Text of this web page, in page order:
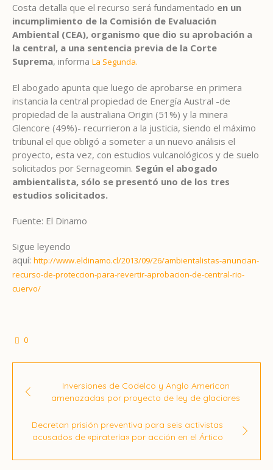
Costa detalla que el recurso será fundamentado en un
incumplimiento de la Comisión de Evaluación
Ambiental (CEA), organismo que dio su aprobación a
la central, a una sentencia previa de la Corte
Suprema, informa La Segunda.
El abogado apunta que luego de aprobarse en primera
instancia la central propiedad de Energía Austral -de
propiedad de la australiana Origin (51%) y la minera
Glencore (49%)- recurrieron a la justicia, siendo el máximo
tribunal el que obligó a someter a un nuevo análisis el
proyecto, esta vez, con estudios vulcanológicos y de suelo
solicitados por Sernageomin. Según el abogado
ambientalista, sólo se presentó uno de los tres
estudios solicitados.
Fuente: El Dinamo
Sigue leyendo
aquí: http://www.eldinamo.cl/2013/09/26/ambientalistas-anuncian-
recurso-de-proteccion-para-revertir-aprobacion-de-central-rio-
cuervo/
0
Inversiones de Codelco y Anglo American
amenazadas por proyecto de ley de glaciares
Decretan prisión preventiva para seis activistas
acusados de «piratería» por acción en el Ártico